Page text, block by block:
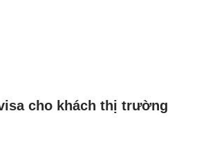
cho khách thị trường